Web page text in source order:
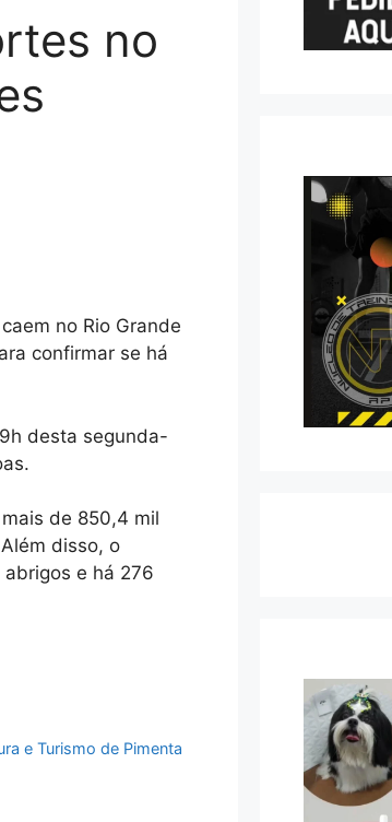
no
no Rio Grande
confirmar se há
desta segunda-
de 850,4 mil
disso, o
e há 276
e Turismo de Pimenta